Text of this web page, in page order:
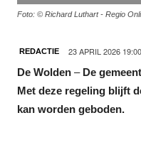
Foto: © Richard Luthart - Regio
REDACTIE 23 APRIL 2026 19:00
De Wolden – De
Met deze regeling blijft
kan worden geboden.